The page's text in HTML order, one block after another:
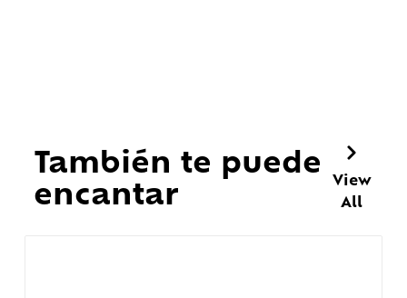
También te puede
encantar
View
All